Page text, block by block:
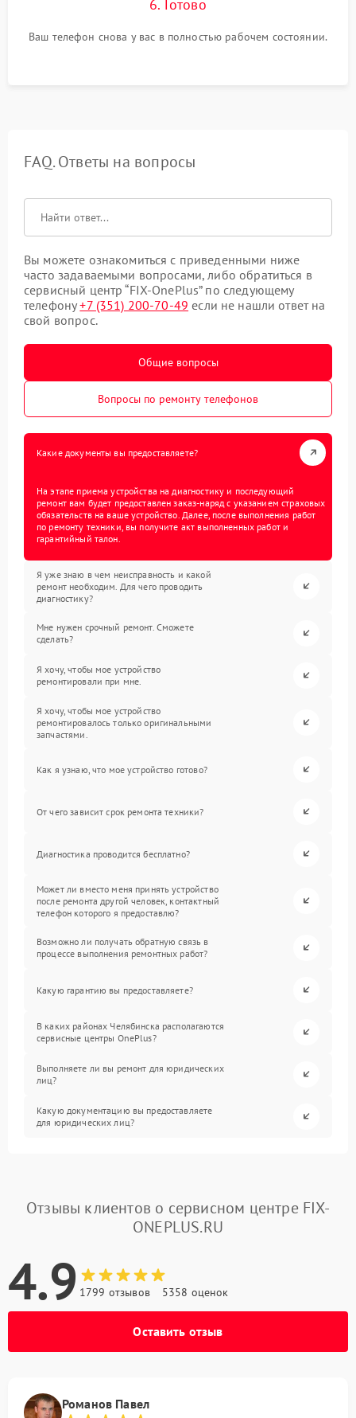
6. Готово
Ваш телефон снова у вас в полностью рабочем состоянии.
FAQ. Ответы на вопросы
Вы можете ознакомиться с приведенными ниже
часто задаваемыми вопросами, либо обратиться в
сервисный центр “FIX-OnePlus” по следующему
телефону+7 (351) 200-70-49 если не нашли ответ на
свой вопрос.
Общие вопросы
Вопросы по ремонту телефонов
Какие документы вы предоставляете?
На этапе приема устройства на диагностику и последующий
ремонт вам будет предоставлен заказ-наряд с указанием страховых
обязательств на ваше устройство. Далее, после выполнения работ
по ремонту техники, вы получите акт выполненных работ и
гарантийный талон.
Я уже знаю в чем неисправность и какой
ремонт необходим. Для чего проводить
диагностику?
Мне нужен срочный ремонт. Сможете
сделать?
Я хочу, чтобы мое устройство
ремонтировали при мне.
Я хочу, чтобы мое устройство
ремонтировалось только оригинальными
запчастями.
Как я узнаю, что мое устройство готово?
От чего зависит срок ремонта техники?
Диагностика проводится бесплатно?
Может ли вместо меня принять устройство
после ремонта другой человек, контактный
телефон которого я предоставлю?
Возможно ли получать обратную связь в
процессе выполнения ремонтных работ?
Какую гарантию вы предоставляете?
В каких районах Челябинска располагаются
сервисные центры OnePlus?
Выполняете ли вы ремонт для юридических
лиц?
Какую документацию вы предоставляете
для юридических лиц?
Отзывы клиентов о сервисном центре FIX-
ONEPLUS.RU
4.9 1799 отзывов 5358 оценок
Оставить отзыв
Романов Павел